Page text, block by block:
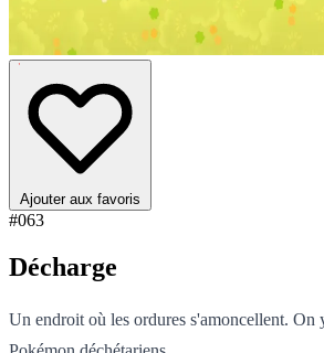
Ajouter aux favoris
#063
Décharge
Un endroit où les ordures s'amoncellent. On